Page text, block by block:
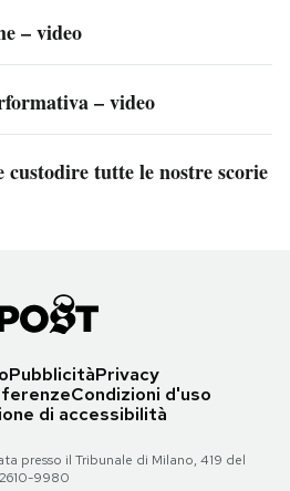
– video
– video
custodire tutte le nostre scorie
PubblicitàPrivacy
Condizioni d'uso
di accessibilità
presso il Tribunale di Milano, 419 del
9980